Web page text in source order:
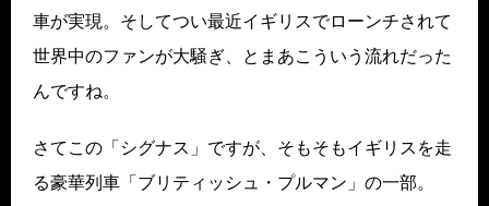
車が実現。そしてつい最近イギリスでローンチされて
世界中のファンが大騒ぎ、とまあこういう流れだった
んですね。
さてこの「シグナス」ですが、そもそもイギリスを走
る豪華列車「ブリティッシュ・プルマン」の一部。